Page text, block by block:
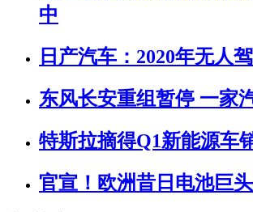
中
日产汽车：2020年无人
东风长安重组暂停 一家
特斯拉摘得Q1新能源车
官宣！欧洲昔日电池巨